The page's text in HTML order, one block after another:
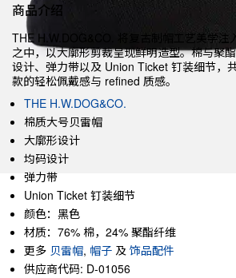
商品介绍
THE H.W.DOG&CO. 将复古制帽工艺美学注
之中，以大廓形剪裁呈现鲜明造型。棉与聚
设计、弹力带以及 Union Ticket 钉装细节，
款的轻松佩戴感与 refined 质感。
THE H.W.DOG&CO.
棉质大号贝雷帽
大廓形设计
均码设计
弹力带
Union Ticket 钉装细节
颜色：黑色
材质：76% 棉，24% 聚酯纤维
更多 贝雷帽, 帽子 及 饰品配件
供应商代码: D-01056